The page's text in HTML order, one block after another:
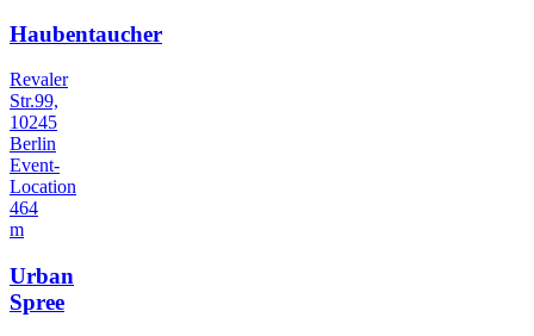
Haubentaucher
Revaler
Str.99,
10245
Berlin
Event-
Location
464
m
Urban
Spree